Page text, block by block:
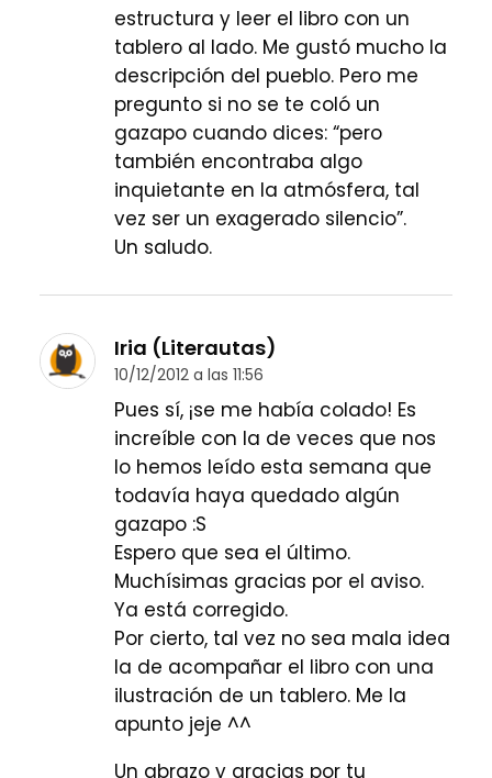
estructura y leer el libro con un
tablero al lado. Me gustó mucho la
descripción del pueblo. Pero me
pregunto si no se te coló un
gazapo cuando dices: “pero
también encontraba algo
inquietante en la atmósfera, tal
vez ser un exagerado silencio”.
Un saludo.
Iria (Literautas)
10/12/2012 a las 11:56
Pues sí, ¡se me había colado! Es
increíble con la de veces que nos
lo hemos leído esta semana que
todavía haya quedado algún
gazapo :S
Espero que sea el último.
Muchísimas gracias por el aviso.
Ya está corregido.
Por cierto, tal vez no sea mala idea
la de acompañar el libro con una
ilustración de un tablero. Me la
apunto jeje ^^
Un abrazo y gracias por tu